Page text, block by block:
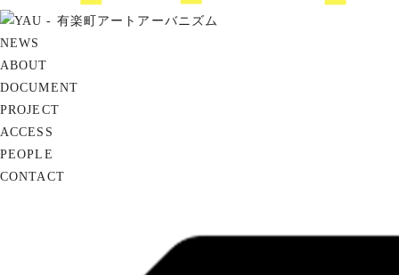
NEWS
ABOUT
DOCUMENT
PROJECT
ACCESS
PEOPLE
CONTACT